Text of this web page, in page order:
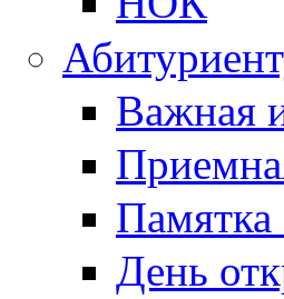
Важная
Памятка
День